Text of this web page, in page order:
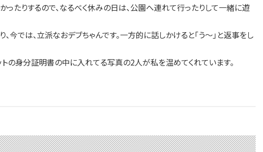
たりするので、なるべく休みの日は、公園へ連れて行ったりして一緒に遊
では、立派なおデブちゃんです。一方的に話しかけると「う～」と返事をし
の身分証明書の中に入れてる写真の2人が私を温めてくれています。